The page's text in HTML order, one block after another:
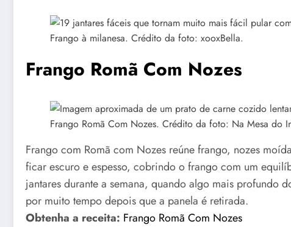
Frango à milanesa. Crédito da foto: xooxBella.
Frango Romã Com Nozes
Frango Romã Com Nozes. Crédito da foto: Na Mesa do
Frango com Romã com Nozes reúne frango, nozes
ficar escuro e espesso, cobrindo o frango com um
jantares durante a semana, quando algo mais profundo
por muito tempo depois que a panela é retirada.
Obtenha a receita: Frango Romã Com Nozes